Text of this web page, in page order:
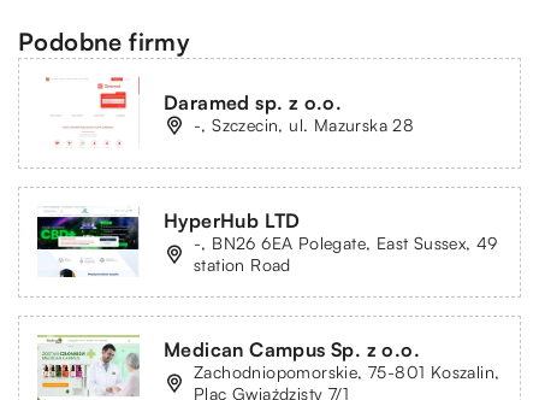
Podobne firmy
Daramed sp. z o.o.
-, Szczecin, ul. Mazurska 28
HyperHub LTD
-, BN26 6EA Polegate, East Sussex, 49
station Road
Medican Campus Sp. z o.o.
Zachodniopomorskie, 75-801 Koszalin,
Plac Gwiaździsty 7/1